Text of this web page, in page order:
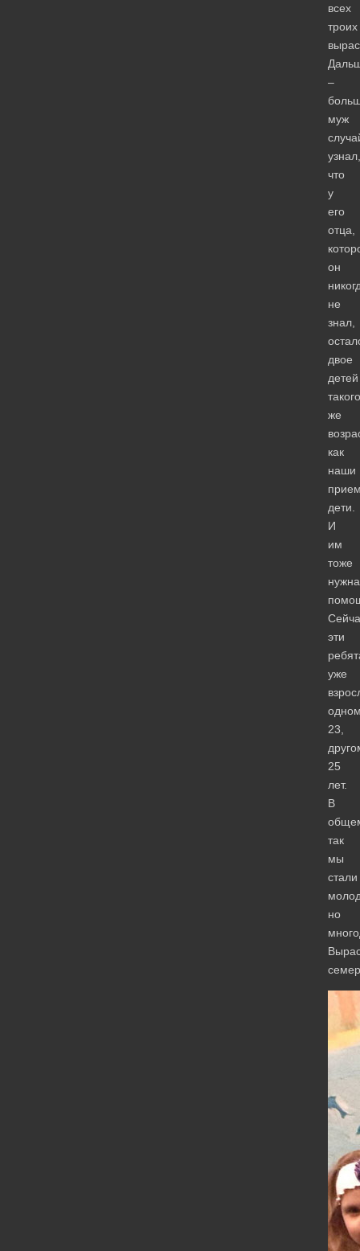
всех
троих
–
муж
узнал,
что
у
его
отца,
он
не
знал,
двое
детей
такого
же
как
наши
дети.
И
им
тоже
нужна
эти
уже
23,
25
лет.
В
так
мы
стали
но